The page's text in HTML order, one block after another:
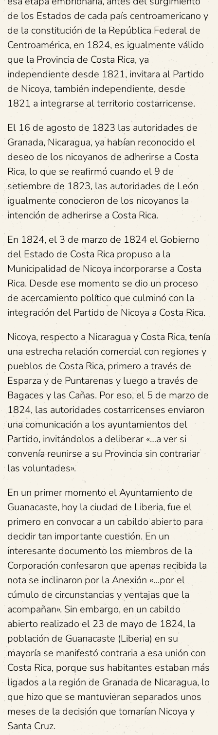
de los Estados de cada país centroamericano y
de la constitución de la República Federal de
Centroamérica, en 1824, es igualmente válido
que la Provincia de Costa Rica, ya
independiente desde 1821, invitara al Partido
de Nicoya, también independiente, desde
1821 a integrarse al territorio costarricense.
El 16 de agosto de 1823 las autoridades de
Granada, Nicaragua, ya habían reconocido el
deseo de los nicoyanos de adherirse a Costa
Rica, lo que se reafirmó cuando el 9 de
setiembre de 1823, las autoridades de León
igualmente conocieron de los nicoyanos la
intención de adherirse a Costa Rica.
En 1824, el 3 de marzo de 1824 el Gobierno
del Estado de Costa Rica propuso a la
Municipalidad de Nicoya incorporarse a Costa
Rica. Desde ese momento se dio un proceso
de acercamiento político que culminó con la
integración del Partido de Nicoya a Costa Rica.
Nicoya, respecto a Nicaragua y Costa Rica, tenía
una estrecha relación comercial con regiones y
pueblos de Costa Rica, primero a través de
Esparza y de Puntarenas y luego a través de
Bagaces y las Cañas. Por eso, el 5 de marzo de
1824, las autoridades costarricenses enviaron
una comunicación a los ayuntamientos del
Partido, invitándolos a deliberar «…a ver si
convenía reunirse a su Provincia sin contrariar
las voluntades».
En un primer momento el Ayuntamiento de
Guanacaste, hoy la ciudad de Liberia, fue el
primero en convocar a un cabildo abierto para
decidir tan importante cuestión. En un
interesante documento los miembros de la
Corporación confesaron que apenas recibida la
nota se inclinaron por la Anexión «…por el
cúmulo de circunstancias y ventajas que la
acompañan». Sin embargo, en un cabildo
abierto realizado el 23 de mayo de 1824, la
población de Guanacaste (Liberia) en su
mayoría se manifestó contraria a esa unión con
Costa Rica, porque sus habitantes estaban más
ligados a la región de Granada de Nicaragua, lo
que hizo que se mantuvieran separados unos
meses de la decisión que tomarían Nicoya y
Santa Cruz.